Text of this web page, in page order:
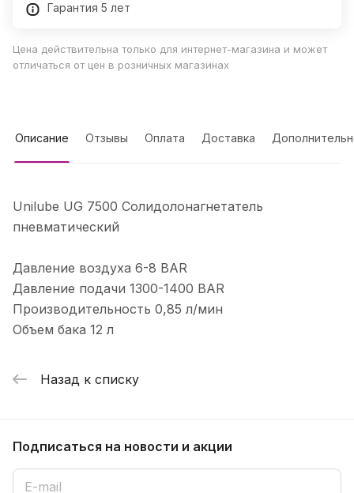
Гарантия 5 лет
Цена действительна только для интернет-магазина и может
отличаться от цен в розничных магазинах
Описание Отзывы Оплата Доставка
Unilube UG 7500 Солидолонагнетатель
пневматический
Давление воздуха 6-8 BAR
Давление подачи 1300-1400 BAR
Производительность 0,85 л/мин
Объем бака 12 л
Назад к списку
Подписаться на новости и акции